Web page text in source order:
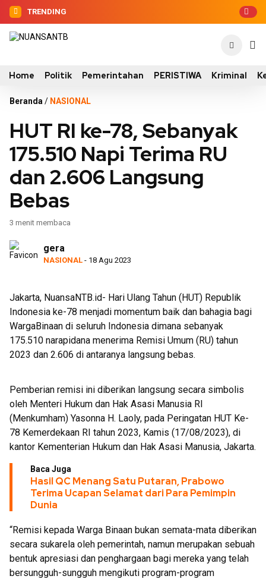
TRENDING
Home Politik Pemerintahan PERISTIWA Kriminal
Beranda / NASIONAL
HUT RI ke-78, Sebanyak
175.510 Napi Terima RU
dan 2.606 Langsung
Bebas
3 menit membaca
gera
NASIONAL - 18 Agu 2023
Jakarta, NuansaNTB.id- Hari Ulang Tahun (HUT) Republik
Indonesia ke-78 menjadi momentum baik dan bahagia bagi
WargaBinaan di seluruh Indonesia dimana sebanyak
175.510 narapidana menerima Remisi Umum (RU) tahun
2023 dan 2.606 di antaranya langsung bebas.
Pemberian remisi ini diberikan langsung secara simbolis
oleh Menteri Hukum dan Hak Asasi Manusia RI
(Menkumham) Yasonna H. Laoly, pada Peringatan HUT Ke-
78 Kemerdekaan RI tahun 2023, Kamis (17/08/2023), di
kantor Kementerian Hukum dan Hak Asasi Manusia, Jakarta.
Baca Juga
Hasil QC Menang Satu Putaran, Prabowo
Terima Ucapan Selamat dari Para Pemimpin
Dunia
“Remisi kepada Warga Binaan bukan semata-mata diberikan
secara sukarela oleh pemerintah, namun merupakan sebuah
bentuk apresiasi dan penghargaan bagi mereka yang telah
bersungguh-sungguh mengikuti program-program